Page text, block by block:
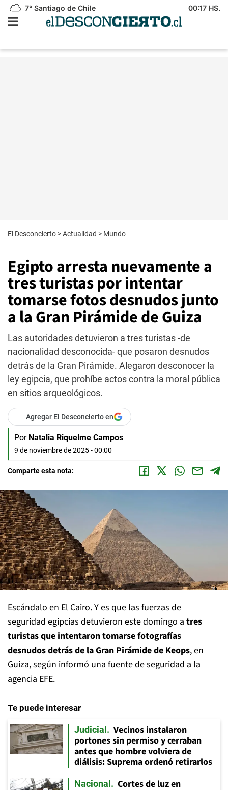
7° Santiago de Chile 00:17 HS.
El Desconcierto >Actualidad > Mundo
Egipto arresta nuevamente a
tres turistas por intentar
tomarse fotos desnudos junto
a la Gran Pirámide de Guiza
Las autoridades detuvieron a tres turistas -de
nacionalidad desconocida- que posaron desnudos
detrás de la Gran Pirámide. Alegaron desconocer la
ley egipcia, que prohíbe actos contra la moral pública
en sitios arqueológicos.
Agregar El Desconcierto en
Por Natalia Riquelme Campos
9 de noviembre de 2025 - 00:00
Comparte esta nota:
Escándalo en El Cairo. Y es que las fuerzas de
seguridad egipcias detuvieron este domingo a tres
turistas que intentaron tomarse fotografías
desnudos detrás de la Gran Pirámide de Keops, en
Guiza, según informó una fuente de seguridad a la
agencia EFE.
Te puede interesar
Judicial
Vecinos instalaron
portones sin permiso y cerraban
antes que hombre volviera de
diálisis: Suprema ordenó retirarlos
Nacional
Cortes de luz en